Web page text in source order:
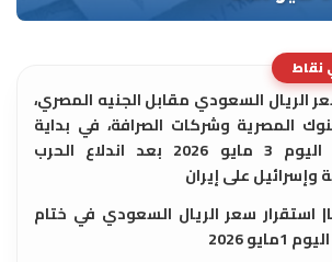
نقاط
الريال السعودي مقابل الجنيه المصري،
المصرية وشركات الصرافة، في بداية
تعاملات اليوم 3 مايو 2026 بعد اندلاع الحرب
وإسرائيل على إيران
استقرار سعر الريال السعودي في ختام
2026